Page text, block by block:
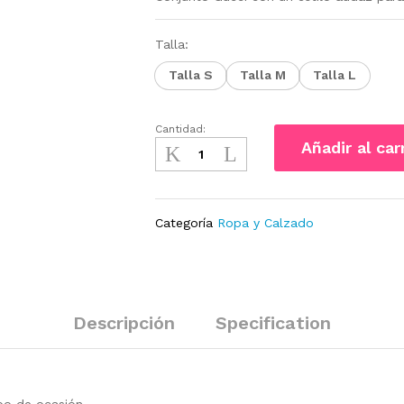
Talla:
Talla S Talla M Talla L
Conjunto
Gucci
cantidad
Cantidad:
Añadir al
Categoría Ropa y Calzado
Descripción Specification